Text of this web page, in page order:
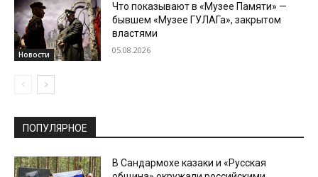
Новости
Что показывают в «Музее Памяти» —
бывшем «Музее ГУЛАГа», закрытом
властями
05.08.2026
ПОПУЛЯРНОЕ
В Сандармохе казаки и «Русская